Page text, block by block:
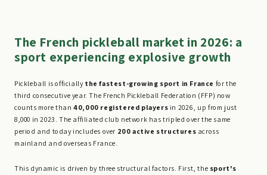
The French pickleball market in 2026: a
sport experiencing explosive growth
Pickleball is officially the fastest-growing sport in France for the
third consecutive year. The French Pickleball Federation (FFP) now
counts more than40,000 registered players in 2026, up from just
8,000 in 2023. The affiliated club network has tripled over the same
period and today includes over 200 active structures across
mainland and overseas France.
This dynamic is driven by three structural factors. First, the sport's